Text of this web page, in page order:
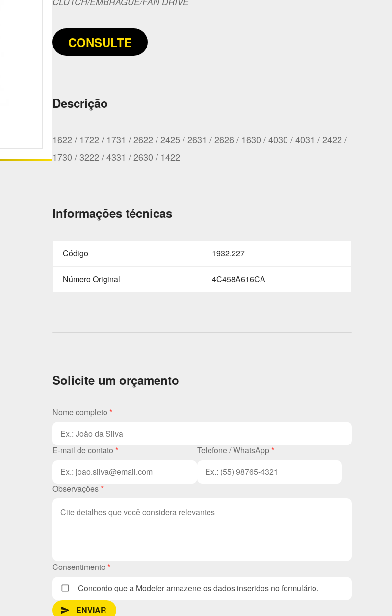
CONSULTE
Descrição
1622 / 1722 / 1731 / 2622 / 2425 / 2631 / 2626 / 1630 / 4030 / 4031 / 2422 /
1730 / 3222 / 4331 / 2630 / 1422
Informações técnicas
Código 1932.227
Número Original 4C458A616CA
Solicite um orçamento
Nome completo *
E-mail de contato * Telefone / WhatsApp *
Observações *
Consentimento *
Concordo que a Modefer armazene os dados inseridos no formulário.
send_messageENVIAR